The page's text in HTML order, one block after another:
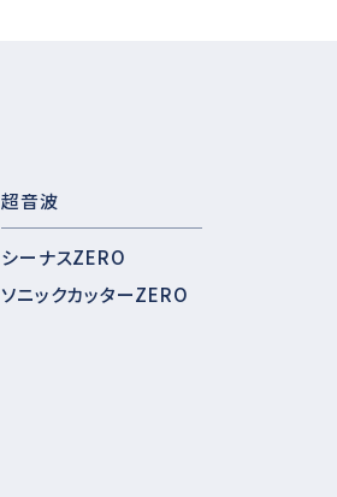
超音波
シーナスZERO
ソニックカッターZERO